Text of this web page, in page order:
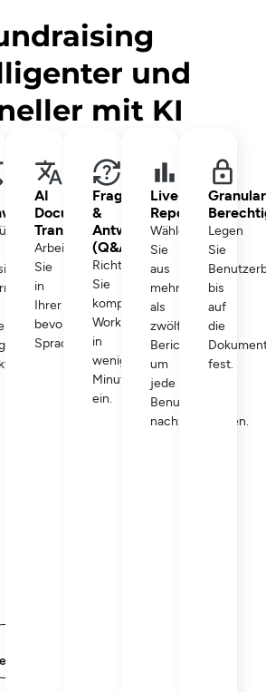
und
mit KI
erfahren
AI
Document
Translation
Arbeiten
Sie
in
Ihrer
bevorzugten
Sprache.
Fragen
&
Antworten
(Q&A)
Richten
Sie
komplexe
Workflows
in
wenigen
Minuten
ein.
Live-
Reporting
Wählen
Sie
aus
mehr
als
zwölf
Berichten,
um
jede
Benutzeraktion
nachzuverfolgen.
Legen
Sie
bis
auf
die
fest.